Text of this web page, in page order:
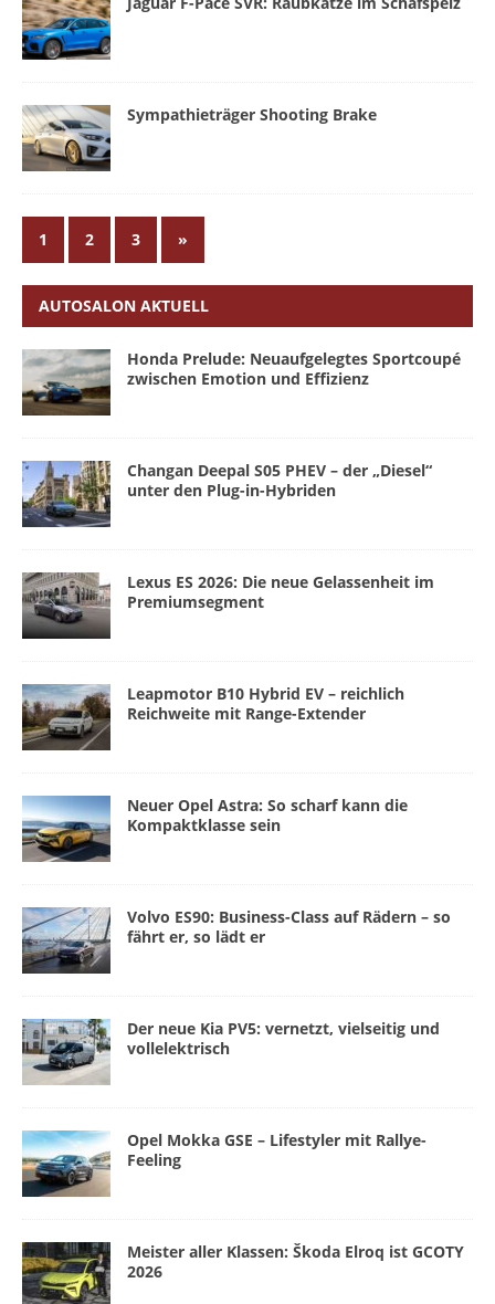
Sympathieträger Shooting Brake
1 2 3 »
AUTOSALON AKTUELL
Honda Prelude: Neuaufgelegtes Sportcoupé
zwischen Emotion und Effizienz
Changan Deepal S05 PHEV – der „Diesel“
unter den Plug-in-Hybriden
Lexus ES 2026: Die neue Gelassenheit im
Premiumsegment
Leapmotor B10 Hybrid EV – reichlich
Reichweite mit Range-Extender
Neuer Opel Astra: So scharf kann die
Kompaktklasse sein
Volvo ES90: Business-Class auf Rädern – so
fährt er, so lädt er
Der neue Kia PV5: vernetzt, vielseitig und
vollelektrisch
Opel Mokka GSE – Lifestyler mit Rallye-
Feeling
Meister aller Klassen: Škoda Elroq ist GCOTY
2026